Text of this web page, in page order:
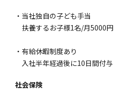
・当社独自の子ども手当
扶養するお子様1名/月5000円
・有給休暇制度あり
入社半年経過後に10日間付与
社会保険